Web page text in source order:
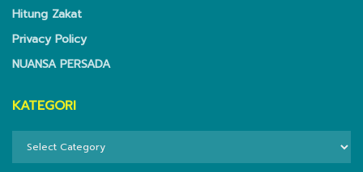
Hitung Zakat
Privacy Policy
NUANSA PERSADA
KATEGORI
KATEGORI